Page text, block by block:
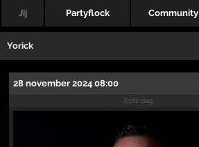
Jij Partyflock Community
Yorick
28 november 2024 08:00
617.2 dag